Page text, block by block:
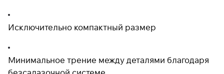
Исключительно компактный размер
Минимальное трение между деталями благодаря